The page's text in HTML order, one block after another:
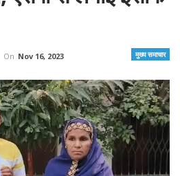
मुख्य समाचार
On Nov 16, 2023